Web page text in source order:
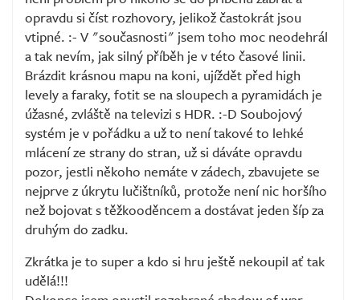
opravdu si číst rozhovory, jelikož častokrát jsou
vtipné. :- V "současnosti" jsem toho moc neodehrál
a tak nevím, jak silný příběh je v této časové linii.
Brázdit krásnou mapu na koni, ujíždět před high
levely a faraky, fotit se na sloupech a pyramidách je
úžasné, zvláště na televizi s HDR. :-D Soubojový
systém je v pořádku a už to není takové to lehké
mlácení ze strany do stran, už si dáváte opravdu
pozor, jestli někoho nemáte v zádech, zbavujete se
nejprve z úkrytu lučištníků, protože není nic horšího
než bojovat s těžkooděncem a dostávat jeden šíp za
druhým do zadku.
Zkrátka je to super a kdo si hru ještě nekoupil ať tak
udělá!!!